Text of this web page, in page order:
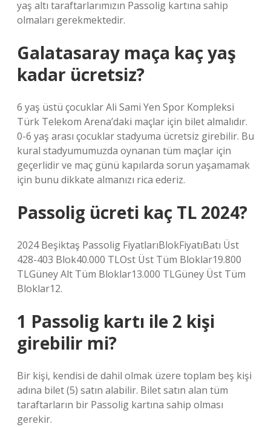
yaş altı taraftarlarımızın Passolig kartına sahip
olmaları gerekmektedir.
Galatasaray maça kaç yaş
kadar ücretsiz?
6 yaş üstü çocuklar Ali Sami Yen Spor Kompleksi
Türk Telekom Arena’daki maçlar için bilet almalıdır.
0-6 yaş arası çocuklar stadyuma ücretsiz girebilir. Bu
kural stadyumumuzda oynanan tüm maçlar için
geçerlidir ve maç günü kapılarda sorun yaşamamak
için bunu dikkate almanızı rica ederiz.
Passolig ücreti kaç TL 2024?
2024 Beşiktaş Passolig FiyatlarıBlokFiyatıBatı Üst
428-403 Blok40.000 TLOst Üst Tüm Bloklar19.800
TLGüney Alt Tüm Bloklar13.000 TLGüney Üst Tüm
Bloklar12.
1 Passolig kartı ile 2 kişi
girebilir mi?
Bir kişi, kendisi de dahil olmak üzere toplam beş kişi
adına bilet (5) satın alabilir. Bilet satın alan tüm
taraftarların bir Passolig kartına sahip olması
gerekir.